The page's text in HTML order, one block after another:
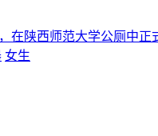
在陕西师范大学公厕中
女生